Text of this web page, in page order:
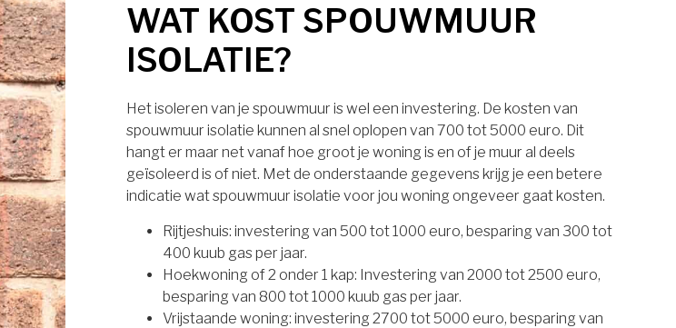
WAT KOST SPOUWMUUR
ISOLATIE?
Het isoleren van je spouwmuur is wel een investering. De kosten van
spouwmuur isolatie kunnen al snel oplopen van 700 tot 5000 euro. Dit
hangt er maar net vanaf hoe groot je woning is en of je muur al deels
geïsoleerd is of niet. Met de onderstaande gegevens krijg je een betere
indicatie wat spouwmuur isolatie voor jou woning ongeveer gaat kosten.
Rijtjeshuis: investering van 500 tot 1000 euro, besparing van 300 tot
400 kuub gas per jaar.
Hoekwoning of 2 onder 1 kap: Investering van 2000 tot 2500 euro,
besparing van 800 tot 1000 kuub gas per jaar.
Vrijstaande woning: investering 2700 tot 5000 euro, besparing van